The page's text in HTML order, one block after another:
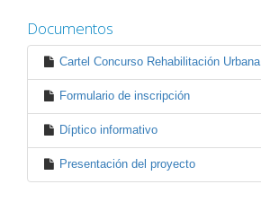
Documentos
Cartel Concurso Rehabilitación Urbana
Formulario de inscripción
Díptico informativo
Presentación del proyecto